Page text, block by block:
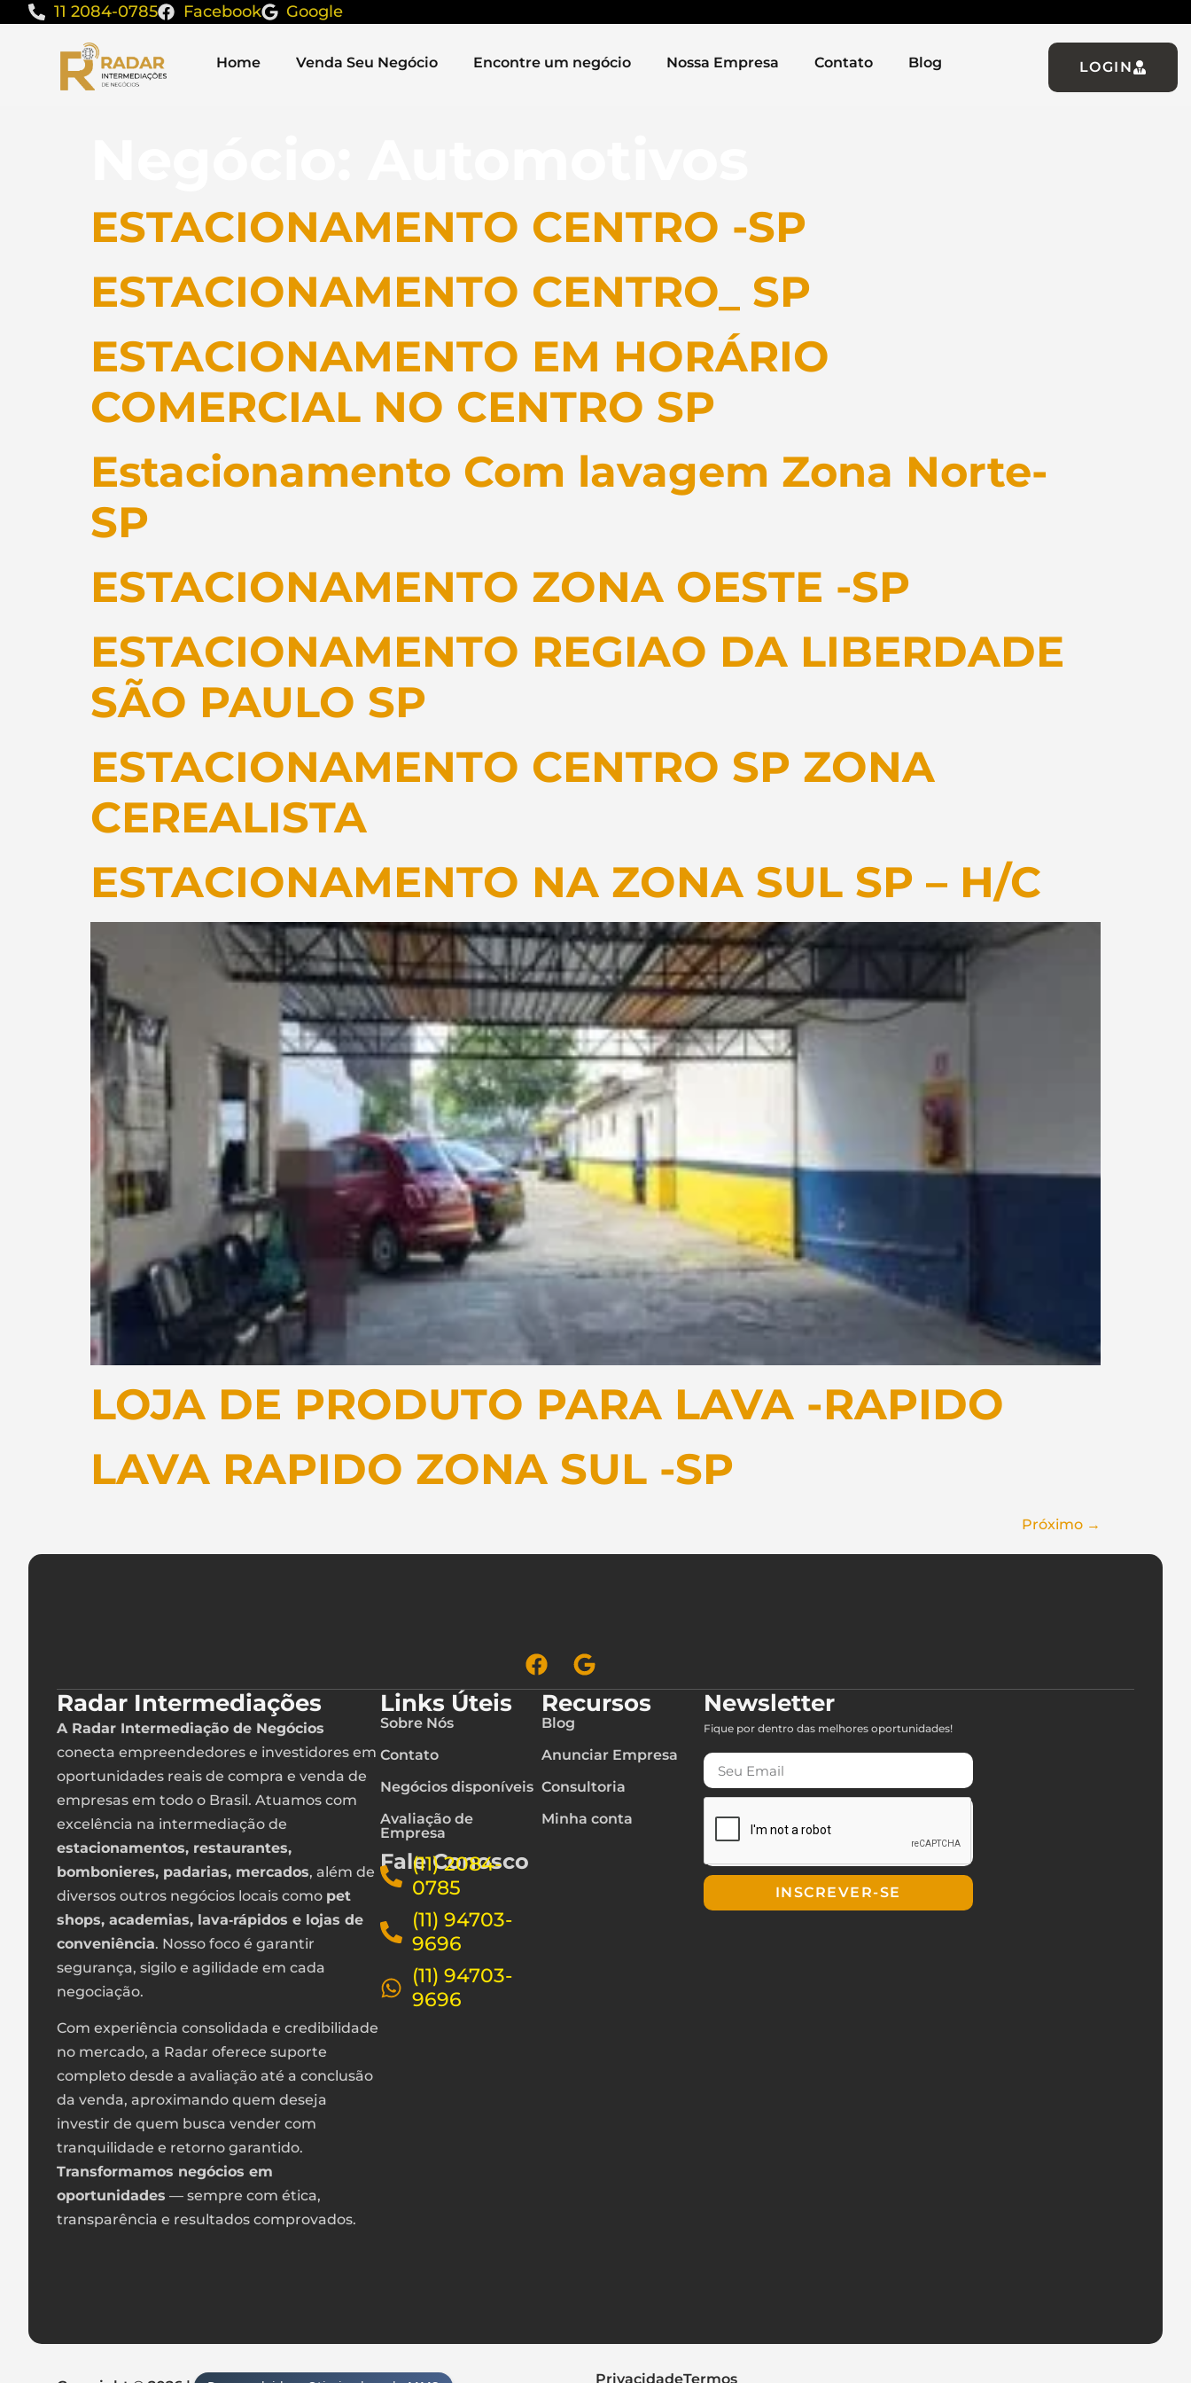
11 2084-0785 Facebook Google
Home Venda Seu Negócio Encontre um negócio Nossa Empresa Contato Blog LOGIN
ESTACIONAMENTO CENTRO -SP
ESTACIONAMENTO CENTRO_ SP
ESTACIONAMENTO EM HORÁRIO
COMERCIAL NO CENTRO SP
Estacionamento Com lavagem Zona Norte-
SP
ESTACIONAMENTO ZONA OESTE -SP
ESTACIONAMENTO REGIAO DA LIBERDADE
SÃO PAULO SP
ESTACIONAMENTO CENTRO SP ZONA
CEREALISTA
ESTACIONAMENTO NA ZONA SUL SP – H/C
LOJA DE PRODUTO PARA LAVA -RAPIDO
LAVA RAPIDO ZONA SUL -SP
Próximo →
Radar Intermediações
A Radar Intermediação de Negócios
conecta empreendedores e investidores em
oportunidades reais de compra e venda de
empresas em todo o Brasil. Atuamos com
excelência na intermediação de
estacionamentos, restaurantes,
bombonieres, padarias, mercados, além de
diversos outros negócios locais como pet
shops, academias, lava‑rápidos e lojas de
conveniência. Nosso foco é garantir
segurança, sigilo e agilidade em cada
negociação.
Com experiência consolidada e credibilidade
no mercado, a Radar oferece suporte
completo desde a avaliação até a conclusão
da venda, aproximando quem deseja
investir de quem busca vender com
tranquilidade e retorno garantido.
Transformamos negócios em
oportunidades — sempre com ética,
transparência e resultados comprovados.
Links Úteis
Sobre Nós
Contato
Negócios disponíveis
Avaliação de
Empresa
Fale Conosco
(11) 2084-
0785
(11) 94703-
9696
(11) 94703-
9696
Recursos
Blog
Anunciar Empresa
Consultoria
Minha conta
Newsletter
Fique por dentro das melhores oportunidades!
INSCREVER-SE
PrivacidadeTermos